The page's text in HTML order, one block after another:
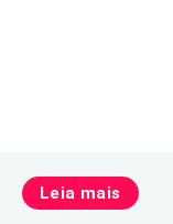
Leia mais